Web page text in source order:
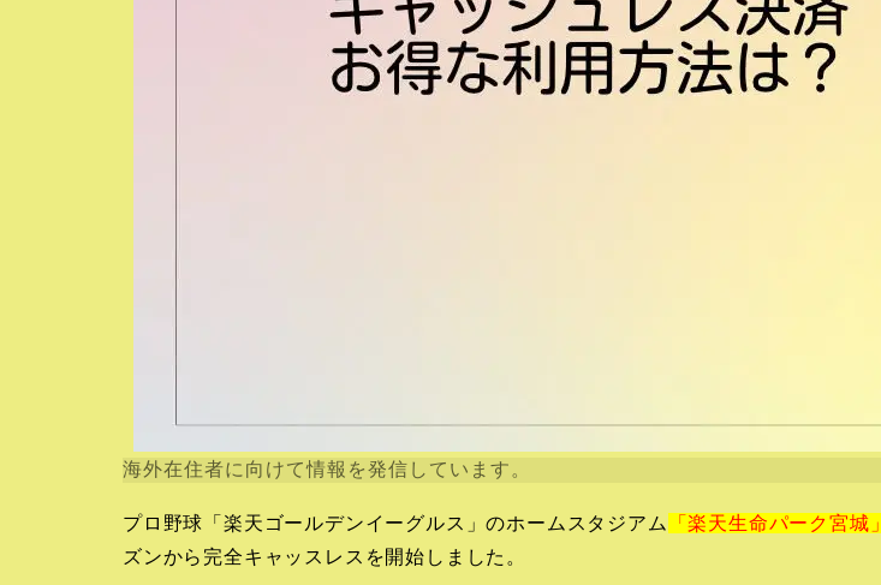
海外在住者に向けて情報を発信しています。
プロ野球「楽天ゴールデンイーグルス」のホームスタジアム 「楽天生命パーク宮城」
ズンから完全キャッスレスを開始しました。